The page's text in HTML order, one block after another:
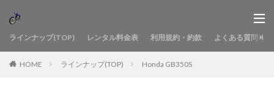
ラインナップ(TOP) レンタル料金表 利用規約・約款 よくある質問
HOME ラインナップ(TOP) Honda GB350S